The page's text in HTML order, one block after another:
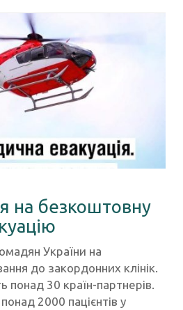
на безкоштовну
України на
до закордонних клінік.
понад 30 країн-партнерів.
2000 пацієнтів у